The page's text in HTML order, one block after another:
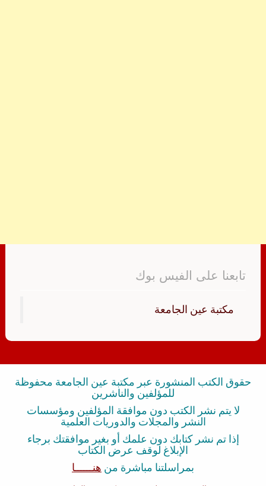
تابعنا على الفيس بوك
‏مكتبة عين الجامعة‏
حقوق الكتب المنشورة عبر مكتبة عين الجامعة محفوظة
للمؤلفين والناشرين
لا يتم نشر الكتب دون موافقة المؤلفين ومؤسسات
النشر والمجلات والدوريات العلمية
إذا تم نشر كتابك دون علمك أو بغير موافقتك برجاء
الإبلاغ لوقف عرض الكتاب
بمراسلتنا مباشرة من هنــــــا